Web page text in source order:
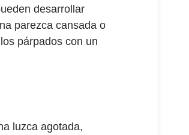
desarrollar
parezca cansada o
párpados con un
luzca agotada,